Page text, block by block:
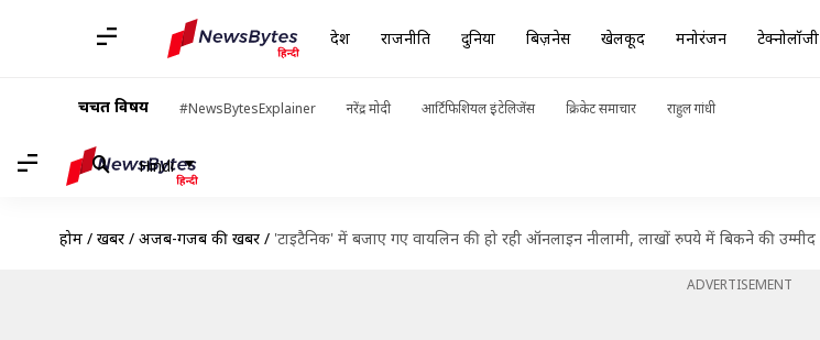
देश राजनीति दुनिया बिज़नेस खेलकूद मनोरंजन टेक्नोलॉजी
चर्चित विषय #NewsBytesExplainer नरेंद्र मोदी आर्टिफिशियल इंटेलिजेंस क्रिकेट समाचार राहुल गांधी
Hindi
होम / खबरें / अजब-गजब की खबरें / 'टाइटैनिक' में बजाए गए वायलिन की हो रही ऑनलाइन नीलामी, लाखों रुपये में बिकने की उम्मीद
ADVERTISEMENT